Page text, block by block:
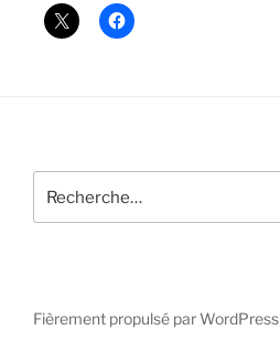
pour
Fièrement propulsé par WordPress